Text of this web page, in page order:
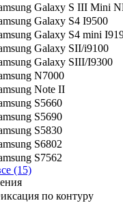
Galaxy S III Mini
Galaxy S4 I9500
Galaxy S4 mini
Galaxy SII/i9100
Galaxy SIII/I9300
N7000
Note II
S5660
S5690
S5830
S6802
S7562
(15)
по контуру